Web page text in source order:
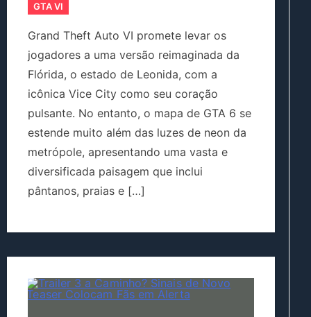
GTA VI
Grand Theft Auto VI promete levar os
jogadores a uma versão reimaginada da
Flórida, o estado de Leonida, com a
icônica Vice City como seu coração
pulsante. No entanto, o mapa de GTA 6 se
estende muito além das luzes de neon da
metrópole, apresentando uma vasta e
diversificada paisagem que inclui
pântanos, praias e […]